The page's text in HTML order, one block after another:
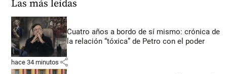
Las más leídas
Cuatro años a bordo de sí mismo: crónica de
la relación “tóxica” de Petro con el poder
hace 34 minutos share